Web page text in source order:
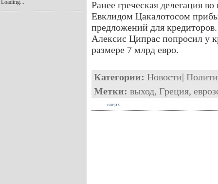
Ранее греческая делегация
Евклидом Цакалотосом
предложений для
Алексис Ципрас попросил у
размере 7 млрд евро.
Категории: Новости|
Метки: выход, Греция,
вверх
Loading...